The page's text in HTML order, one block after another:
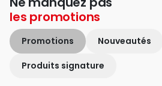
les promotions
Promotions Nouveautés
Produits signature